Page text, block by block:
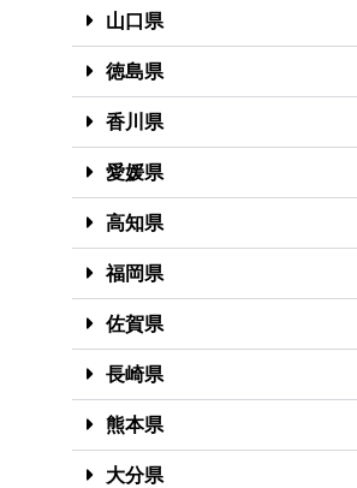
山口県
徳島県
香川県
愛媛県
高知県
福岡県
佐賀県
長崎県
熊本県
大分県